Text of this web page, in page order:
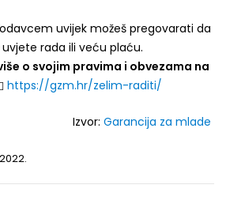
uvijek možeš pregovarati da
rada ili veću plaću.
o svojim pravima i obvezama na
https://gzm.hr/zelim-raditi/
Izvor: Garancija za mlade